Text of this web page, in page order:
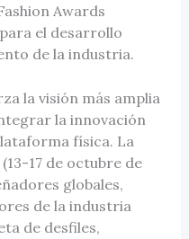
Awards
el desarrollo
de la industria.
la visión más amplia
la innovación
física. La
17 de octubre de
globales,
de la industria
de desfiles,